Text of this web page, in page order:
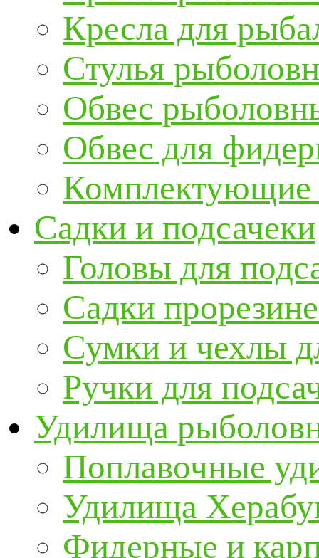
Кресла для
Стулья
Обвес
Обвес для
Комплектующие
Садки и подсачеки
Головы для
Садки
Сумки и чехлы
Ручки для
Удилища
Поплавочные
Удилища
Фидерные и